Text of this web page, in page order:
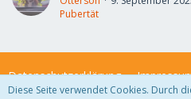
Pubertät
Datenschutzerklärung
Diese Seite verwendet Cookies. Durch